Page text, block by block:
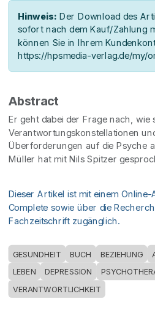
Hinweis: Der Download des
sofort nach dem Kauf/Zahlung
können Sie in Ihrem
https://hpsmedia-verlag.de/my/
Abstract
Er geht dabei der Frage nach, wie
Verantwortungskonstellationen
Überforderungen auf die Psyche
Müller hat mit Nils Spitzer
Dieser Artikel ist mit einem
Complete sowie über die
Fachzeitschrift zugänglich.
GESUNDHEIT BUCH BEZIEHUNG
LEBEN
DEPRESSION
VERANTWORTLICHKEIT